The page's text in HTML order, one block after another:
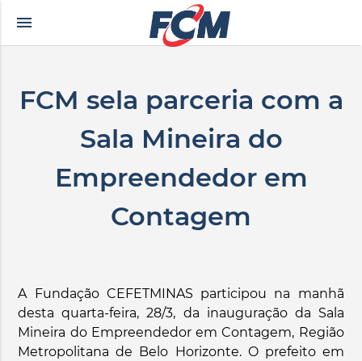
menu
FCM sela parceria com a
Sala Mineira do
Empreendedor em
Contagem
A Fundação CEFETMINAS participou na manhã
desta quarta-feira, 28/3, da inauguração da Sala
Mineira do Empreendedor em Contagem, Região
Metropolitana de Belo Horizonte. O prefeito em